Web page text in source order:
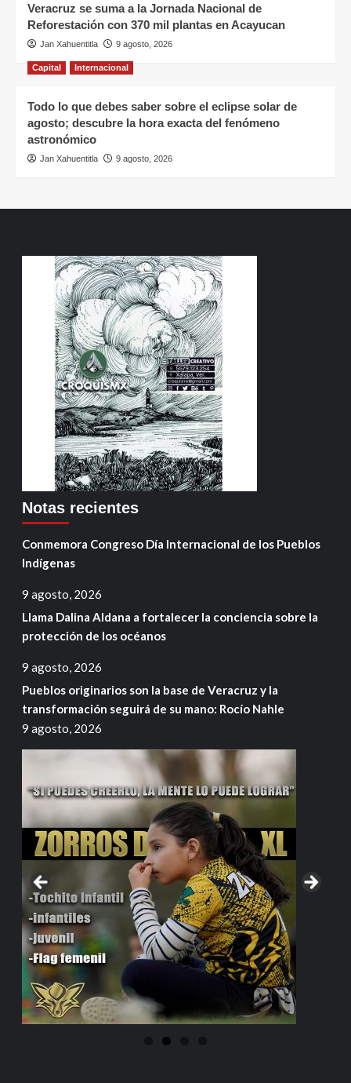
Veracruz se suma a la Jornada Nacional de
Reforestación con 370 mil plantas en Acayucan
Jan Xahuentitla 9 agosto, 2026
Capital Internacional
Todo lo que debes saber sobre el eclipse solar de
agosto; descubre la hora exacta del fenómeno
astronómico
Jan Xahuentitla 9 agosto, 2026
Notas recientes
Conmemora Congreso Día Internacional de los Pueblos
Indígenas
9 agosto, 2026
Llama Dalina Aldana a fortalecer la conciencia sobre la
protección de los océanos
9 agosto, 2026
Pueblos originarios son la base de Veracruz y la
transformación seguirá de su mano: Rocío Nahle
9 agosto, 2026